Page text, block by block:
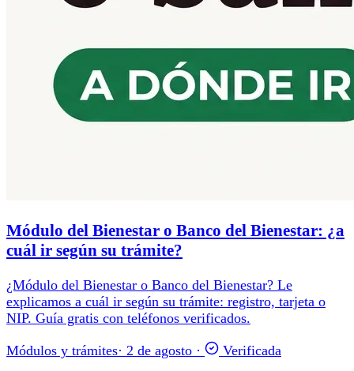
Módulo del Bienestar o Banco del Bienestar: ¿a
cuál ir según su trámite?
¿Módulo del Bienestar o Banco del Bienestar? Le
explicamos a cuál ir según su trámite: registro, tarjeta o
NIP. Guía gratis con teléfonos verificados.
Módulos y trámites· 2 de agosto · Verificada